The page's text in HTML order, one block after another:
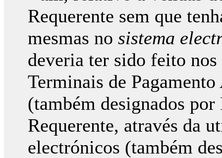
Requerente sem que
mesmas nosistema
deveria ter sido feito
Terminais de
(também designados
Requerente, através da
electrónicos (também